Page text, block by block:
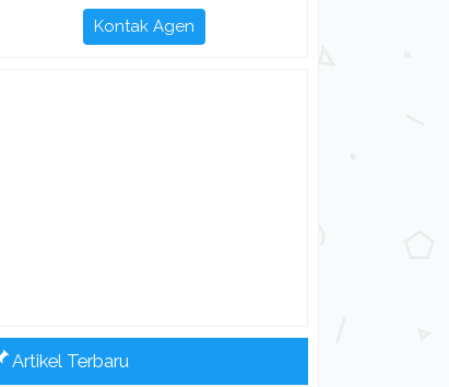
Kontak Agen
Artikel Terbaru